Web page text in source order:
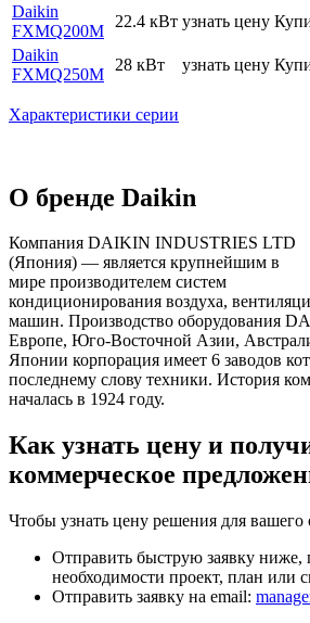
Daikin
FXMQ200M
22.4 кВт узнать цену
Daikin
FXMQ250M
28 кВт узнать цену
Характеристики серии
О бренде Daikin
Компания DAIKIN INDUSTRIES LTD
(Япония) — является крупнейшим в
мире производителем систем
кондиционирования воздуха,
машин. Производство оборудования
Европе, Юго-Восточной Азии,
Японии корпорация имеет 6 заводов
последнему слову техники. История
началась в 1924 году.
Как узнать цену и
коммерческое
Чтобы узнать цену решения для вашего
Отправить быструю заявку
необходимости проект, план или
Отправить заявку на email: